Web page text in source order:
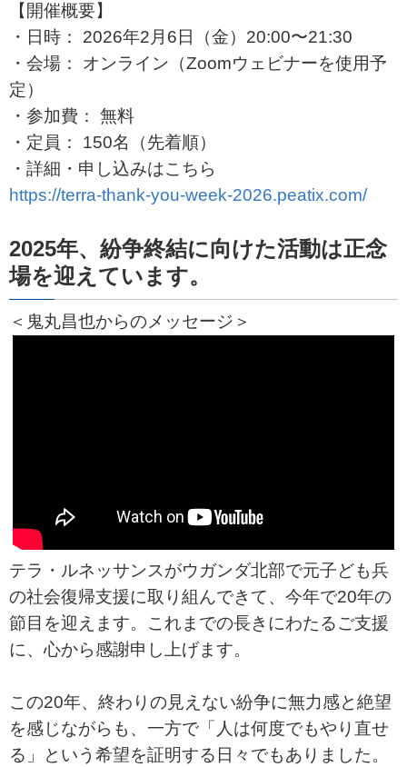
【開催概要】
・日時： 2026年2月6日（金）20:00〜21:30
・会場： オンライン（Zoomウェビナーを使用予
定）
・参加費： 無料
・定員： 150名（先着順）
・詳細・申し込みはこちら
https://terra-thank-you-week-2026.peatix.com/
2025年、紛争終結に向けた活動は正念
場を迎えています。
＜鬼丸昌也からのメッセージ＞
テラ・ルネッサンスがウガンダ北部で元子ども兵
の社会復帰支援に取り組んできて、今年で20年の
節目を迎えます。これまでの長きにわたるご支援
に、心から感謝申し上げます。
この20年、終わりの見えない紛争に無力感と絶望
を感じながらも、一方で「人は何度でもやり直せ
る」という希望を証明する日々でもありました。